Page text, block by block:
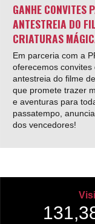
GANHE CONVITES
ANTESTREIA DO
CRIATURAS
Em parceria com a
oferecemos convites
antestreia do filme
que promete trazer
e aventuras para
passatempo,
dos vencedores!